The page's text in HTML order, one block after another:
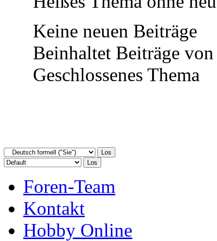
Keine neuen Beiträge
Beinhaltet Beiträge
Geschlossenes Thema
Foren-Team
Kontakt
Hobby Online